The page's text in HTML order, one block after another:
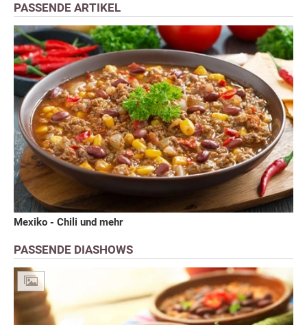
PASSENDE ARTIKEL
Mexiko - Chili und mehr
PASSENDE DIASHOWS